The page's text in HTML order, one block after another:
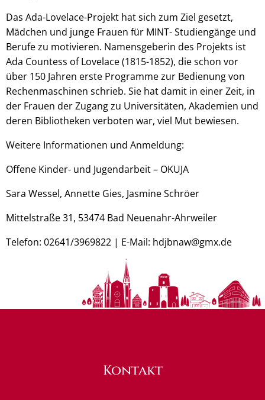
Das Ada-Lovelace-Projekt hat sich zum Ziel gesetzt,
Mädchen und junge Frauen für MINT- Studiengänge und
Berufe zu motivieren. Namensgeberin des Projekts ist
Ada Countess of Lovelace (1815-1852), die schon vor
über 150 Jahren erste Programme zur Bedienung von
Rechenmaschinen schrieb. Sie hat damit in einer Zeit, in
der Frauen der Zugang zu Universitäten, Akademien und
deren Bibliotheken verboten war, viel Mut bewiesen.
Weitere Informationen und Anmeldung:
Offene Kinder- und Jugendarbeit – OKUJA
Sara Wessel, Annette Gies, Jasmine Schröer
Mittelstraße 31, 53474 Bad Neuenahr-Ahrweiler
Telefon: 02641/3969822 | E-Mail: hdjbnaw@gmx.de
Kontakt